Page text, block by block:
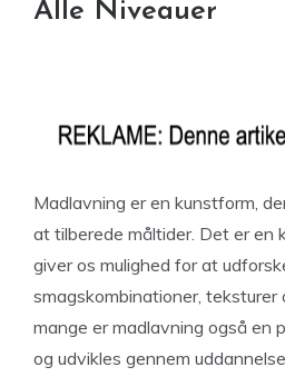
Alle Niveauer
Madlavning er en kunstform,
at tilberede måltider. Det er en
giver os mulighed for at
smagskombinationer, teksturer
mange er madlavning også en
og udvikles gennem